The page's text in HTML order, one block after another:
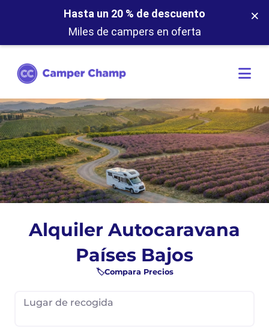
Hasta un 20 % de descuento
Miles de campers en oferta
×
Alquiler Autocaravana
Paí­ses Bajos
🏷️Compara Precios
Lugar de recogida